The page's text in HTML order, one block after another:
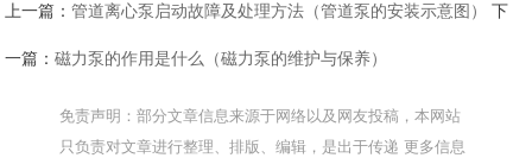
上一篇：管道离心泵启动故障及处理方法（管道泵的安装示意图） 下
一篇：磁力泵的作用是什么（磁力泵的维护与保养）
免责声明：部分文章信息来源于网络以及网友投稿，本网站
只负责对文章进行整理、排版、编辑，是出于传递 更多信息